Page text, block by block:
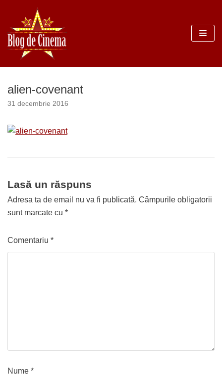
Sari
la
conținut
alien-covenant
31 decembrie 2016
Lasă un răspuns
Adresa ta de email nu va fi publicată. Câmpurile obligatorii
sunt marcate cu *
Comentariu *
Nume *